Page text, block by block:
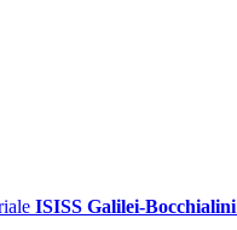
ISISS Galilei-Bocchialini